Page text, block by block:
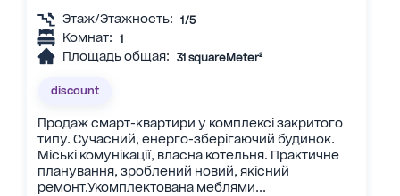
Этаж/Этажность: 1/5
Комнат: 1
Площадь общая: 31 squareMeter²
discount
Продаж смарт-квартири у комплексі закритого
типу. Сучасний, енерго-зберігаючий будинок.
Міські комунікації, власна котельня. Практичне
планування, зроблений новий, якісний
ремонт.Укомплектована меблями...